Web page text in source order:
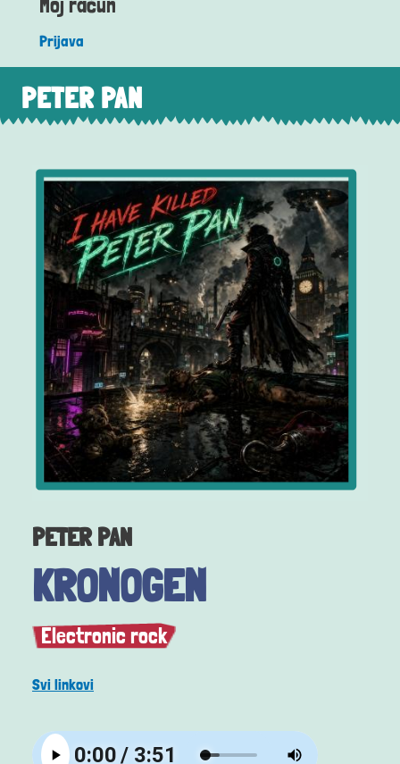
Prijava
PETER PAN
PETER PAN
KRONOGEN
Electronic rock
Svi linkovi